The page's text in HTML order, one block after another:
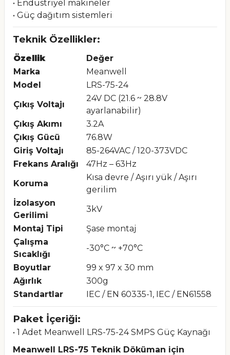
• Endüstriyel makineler
• Güç dağıtım sistemleri
Teknik Özellikler:
Özellik
Değer
Marka
Meanwell
Model
LRS-75-24
Çıkış Voltajı
24V DC (21.6 ~ 28.8V
ayarlanabilir)
Çıkış Akımı
3.2A
Çıkış Gücü
76.8W
Giriş Voltajı
85-264VAC / 120-373VDC
Frekans Aralığı
47Hz – 63Hz
Koruma
Kısa devre / Aşırı yük / Aşırı
gerilim
İzolasyon
Gerilimi
3kV
Montaj Tipi
Şase montaj
Çalışma
Sıcaklığı
-30°C ~ +70°C
Boyutlar
99 x 97 x 30 mm
Ağırlık
300g
Standartlar
IEC / EN 60335-1, IEC / EN61558
Paket İçeriği:
• 1 Adet Meanwell LRS-75-24 SMPS Güç Kaynağı
Meanwell LRS-75 Teknik Döküman için